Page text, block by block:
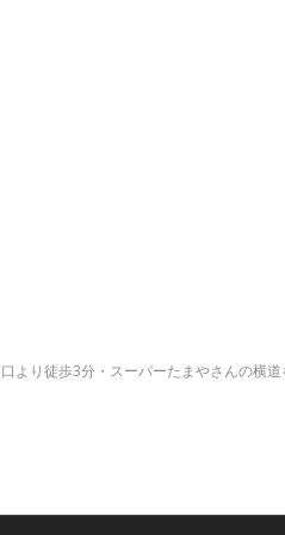
り徒歩3分・スーパーたまやさんの横道